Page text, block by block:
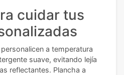
cuidar tus
a temperatura
suave, evitando lejía
reflectantes. Plancha a